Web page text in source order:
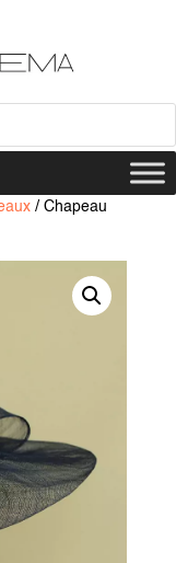
/ Chapeau